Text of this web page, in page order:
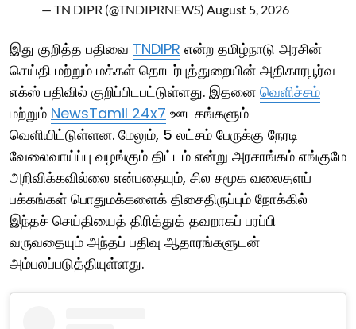
— TN DIPR (@TNDIPRNEWS) August 5, 2026
இது குறித்த பதிவை TNDIPR என்ற தமிழ்நாடு அரசின்
செய்தி மற்றும் மக்கள் தொடர்புத்துறையின் அதிகாரபூர்வ
எக்ஸ் பதிவில் குறிப்பிடபட்டுள்ளது. இதனை வெளிச்சம்
மற்றும் NewsTamil 24x7 ஊடகங்களும்
வெளியிட்டுள்ளன. மேலும், 5 லட்சம் பேருக்கு நேரடி
வேலைவாய்ப்பு வழங்கும் திட்டம் என்று அரசாங்கம் எங்குமே
அறிவிக்கவில்லை என்பதையும், சில சமூக வலைதளப்
பக்கங்கள் பொதுமக்களைக் திசைதிருப்பும் நோக்கில்
இந்தச் செய்தியைத் திரித்துத் தவறாகப் பரப்பி
வருவதையும் அந்தப் பதிவு ஆதாரங்களுடன்
அம்பலப்படுத்தியுள்ளது.